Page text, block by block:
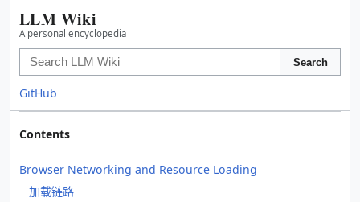
LLM Wiki
A personal encyclopedia
Search
GitHub
Contents
Browser Networking and Resource Loading
加载链路